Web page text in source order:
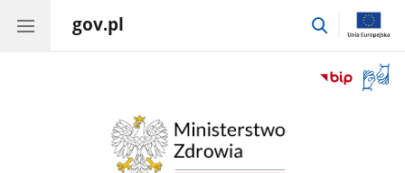
gov.pl
przejdź
okno